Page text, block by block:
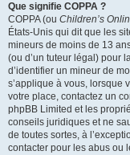
Que signifie COPPA ?
COPPA (ou Children’s
États-Unis qui dit que les
mineurs de moins de 13
(ou d’un tuteur légal) pour
d’identifier un mineur de
s’applique à vous, lorsque
votre place, contactez un
phpBB Limited et les
conseils juridiques et ne
de toutes sortes, à
contacter pour les abus ou